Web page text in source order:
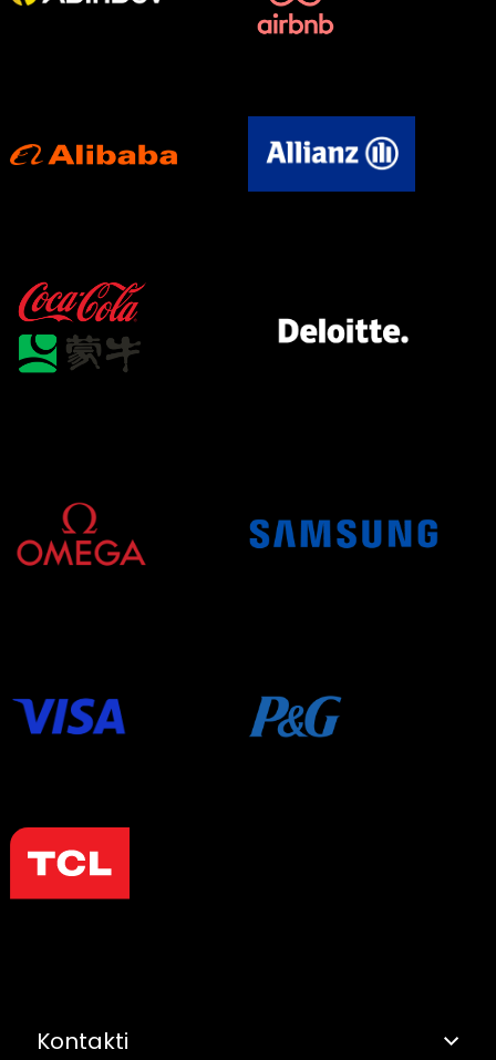
Kontakti